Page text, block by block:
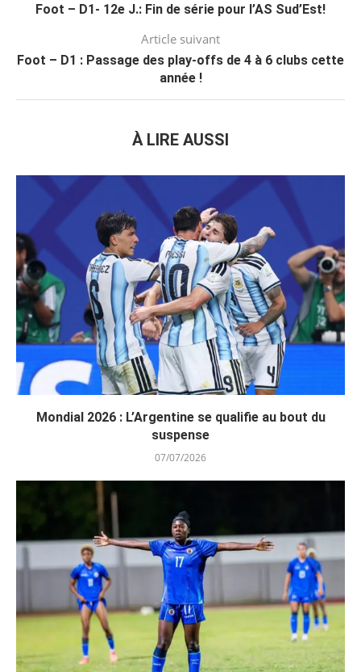
Foot – D1- 12e J.: Fin de série pour l’AS Sud’Est!
Article suivant
Foot – D1 : Passage des play-offs de 4 à 6 clubs cette
année !
À LIRE AUSSI
Mondial 2026 : L’Argentine se qualifie au bout du
suspense
07/07/2026